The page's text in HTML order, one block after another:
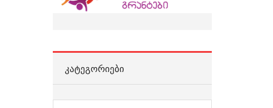
ᲙᲐᲢᲔᲒᲝᲠᲘᲔᲑᲘ
კატეგორიები